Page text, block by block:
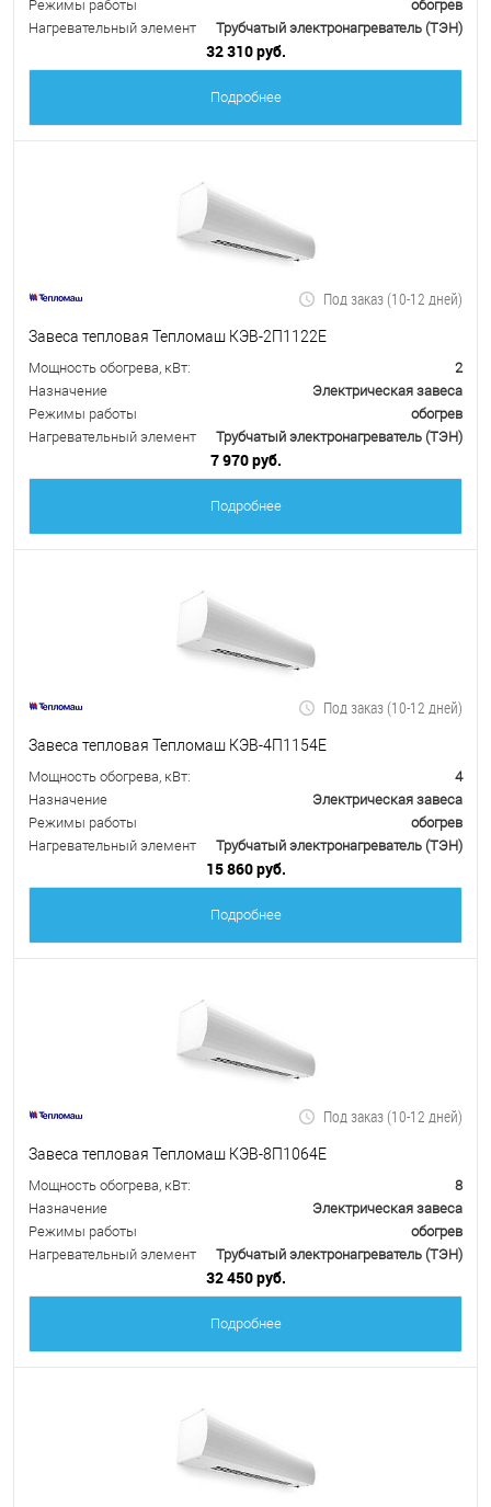
Режимы работы
обогрев
Нагревательный элемент
Трубчатый электронагреватель (ТЭН)
32 310 руб.
Подробнее
Под заказ (10-12 дней)
Завеса тепловая Тепломаш КЭВ-2П1122Е
Мощность обогрева, кВт:
2
Назначение
Электрическая завеса
Режимы работы
обогрев
Нагревательный элемент
Трубчатый электронагреватель (ТЭН)
7 970 руб.
Подробнее
Под заказ (10-12 дней)
Завеса тепловая Тепломаш КЭВ-4П1154Е
Мощность обогрева, кВт:
4
Назначение
Электрическая завеса
Режимы работы
обогрев
Нагревательный элемент
Трубчатый электронагреватель (ТЭН)
15 860 руб.
Подробнее
Под заказ (10-12 дней)
Завеса тепловая Тепломаш КЭВ-8П1064Е
Мощность обогрева, кВт:
8
Назначение
Электрическая завеса
Режимы работы
обогрев
Нагревательный элемент
Трубчатый электронагреватель (ТЭН)
32 450 руб.
Подробнее